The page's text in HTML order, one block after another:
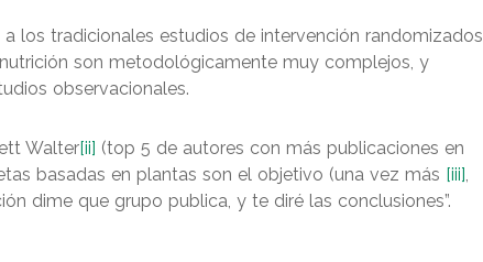
los tradicionales estudios de intervención randomizados
son metodológicamente muy complejos, y
observacionales.
Walter[ii] (top 5 de autores con más publicaciones en
basadas en plantas son el objetivo (una vez más [iii]
dime que grupo publica, y te diré las conclusiones”.